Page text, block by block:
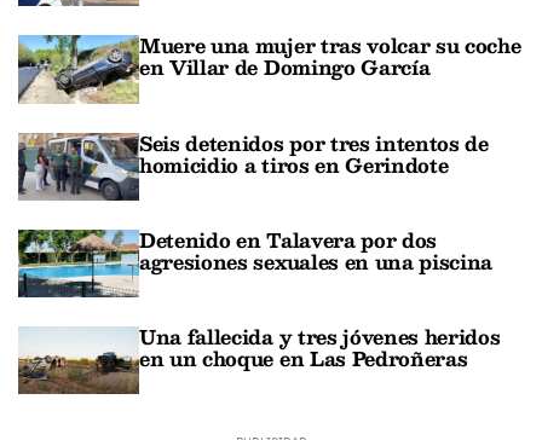
Muere una mujer tras volcar su coche
en Villar de Domingo García
Seis detenidos por tres intentos de
homicidio a tiros en Gerindote
Detenido en Talavera por dos
agresiones sexuales en una piscina
Una fallecida y tres jóvenes heridos
en un choque en Las Pedroñeras